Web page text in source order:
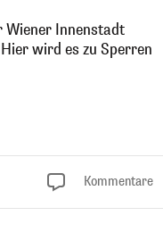
Wiener Innenstadt
wird es zu Sperren
Kommentare